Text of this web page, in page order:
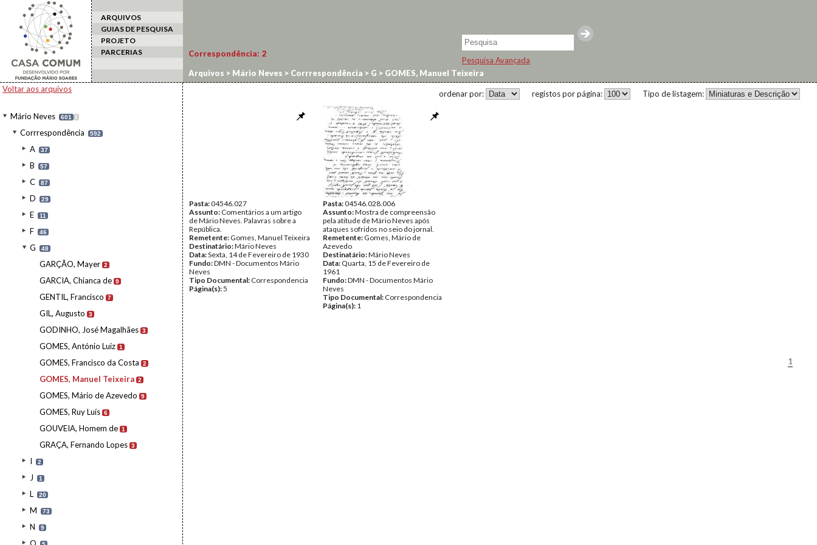
ARQUIVOS
GUIAS DE PESQUISA
PROJETO
PARCERIAS
Pesquisa Avançada
Voltar aos arquivos
Mário Neves 601 I
Corrrespondência 592
A 37
B 57
C 87
D 29
E 11
F 46
G 48
GARÇÃO, Mayer 2
GARCIA, Chianca de 9
GENTIL, Francisco 7
GIL, Augusto 3
GODINHO, José Magalhães 3
GOMES, António Luiz 1
GOMES, Francisco da Costa 2
GOMES, Manuel Teixeira 2
GOMES, Mário de Azevedo 9
GOMES, Ruy Luís 6
GOUVEIA, Homem de 1
GRAÇA, Fernando Lopes 3
I 2
J 1
L 20
M 73
N 9
Correspondência: 2
Arquivos > Mário Neves > Corrrespondência > G > GOMES, Manuel Teixeira
Tipo de listagem:
registos por página:
ordenar por:
Pasta:04546.027
Assunto: Comentários a um artigo
de Mário Neves. Palavras sobre a
República.
Remetente: Gomes, Manuel Teixeira
Destinatário:Mário Neves
Data:Sexta, 14 de Fevereiro de 1930
Fundo:DMN - Documentos Mário
Neves
Tipo Documental: Correspondencia
Página(s):5
Pasta:04546.028.006
Assunto:Mostra de compreensão
pela atitude de Mário Neves após
ataques sofridos no seio do jornal.
Remetente: Gomes, Mário de
Azevedo
Destinatário:Mário Neves
Data: Quarta, 15 de Fevereiro de
1961
Fundo:DMN - Documentos Mário
Neves
Tipo Documental: Correspondencia
Página(s): 1
1